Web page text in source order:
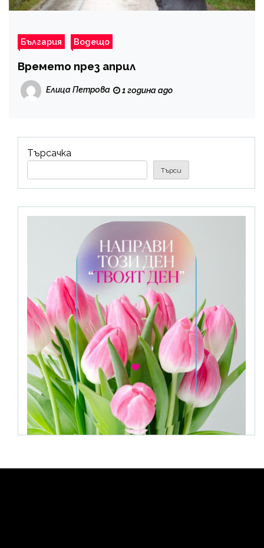
България Водещо
Времето през април
Елица Петрова 1 година ago
Търсачка
Търси